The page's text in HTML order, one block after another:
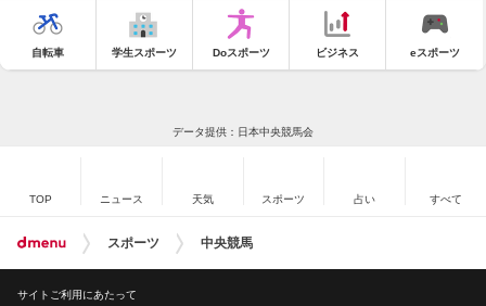
自転車 学生スポーツ Doスポーツ ビジネス eスポーツ
データ提供：日本中央競馬会
TOP ニュース 天気 スポーツ 占い すべて
スポーツ 中央競馬
サイトご利用にあたって